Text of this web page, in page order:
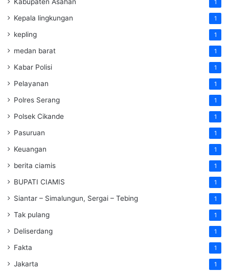
1
Kepala lingkungan 1
kepling 1
medan barat 1
Kabar Polisi 1
Pelayanan 1
Polres Serang 1
Polsek Cikande 1
Pasuruan 1
Keuangan 1
berita ciamis 1
BUPATI CIAMIS 1
Siantar – Simalungun, Sergai – Tebing 1
Tak pulang 1
Deliserdang 1
Fakta 1
Jakarta 1